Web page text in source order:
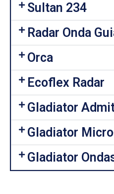
Sultan 234
Radar Onda
Orca
Ecoflex Radar
Gladiator
Gladiator
Gladiator